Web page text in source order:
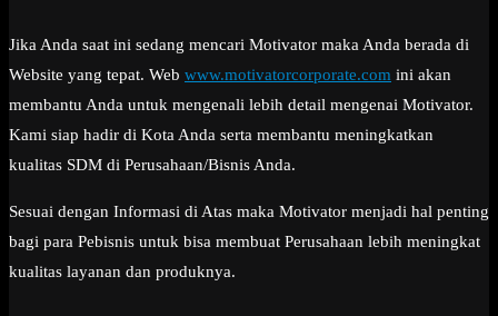
Jika Anda saat ini sedang mencari Motivator maka Anda berada di
Website yang tepat. Web www.motivatorcorporate.com ini akan
membantu Anda untuk mengenali lebih detail mengenai Motivator.
Kami siap hadir di Kota Anda serta membantu meningkatkan
kualitas SDM di Perusahaan/Bisnis Anda.
Sesuai dengan Informasi di Atas maka Motivator menjadi hal penting
bagi para Pebisnis untuk bisa membuat Perusahaan lebih meningkat
kualitas layanan dan produknya.